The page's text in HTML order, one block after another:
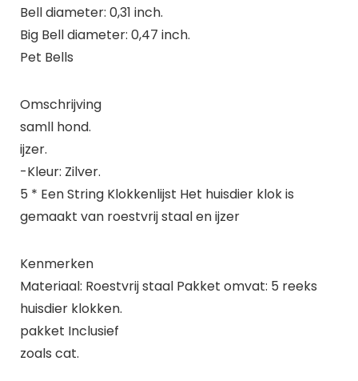
Bell diameter: 0,31 inch.
Big Bell diameter: 0,47 inch.
Pet Bells
Omschrijving
samll hond.
ijzer.
-Kleur: Zilver.
5 * Een String Klokkenlijst Het huisdier klok is
gemaakt van roestvrij staal en ijzer
Kenmerken
Materiaal: Roestvrij staal Pakket omvat: 5 reeks
huisdier klokken.
pakket Inclusief
zoals cat.